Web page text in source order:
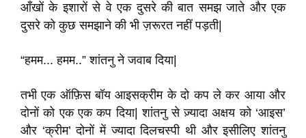
आँखों के इशारों से वे एक दुसरे की बात समझ जाते और एक
दुसरे को कुछ समझाने की भी ज़रूरत नहीं पड़ती|
“हमम... हमम..” शांतनु ने जवाब दिया|
तभी एक ऑफ़िस बॉय आइसक्रीम के दो कप ले कर आया और
दोनों को एक एक कप दिया| शांतनु से ज़्यादा अक्षय को ‘आइस’
और ‘क्रीम’ दोनों में ज्यादा दिलचस्पी थी और इसीलिए शांतनु